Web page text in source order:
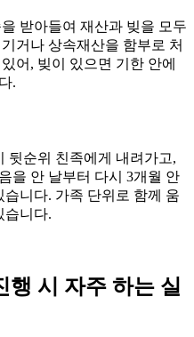
받아들여 재산과 빚을 모두
거나 상속재산을 함부로 처
어, 빚이 있으면 기한 안에
.
뒷순위 친족에게 내려가고,
을 안 날부터 다시 3개월 안
니다. 가족 단위로 함께 움
습니다.
시 자주 하는 실